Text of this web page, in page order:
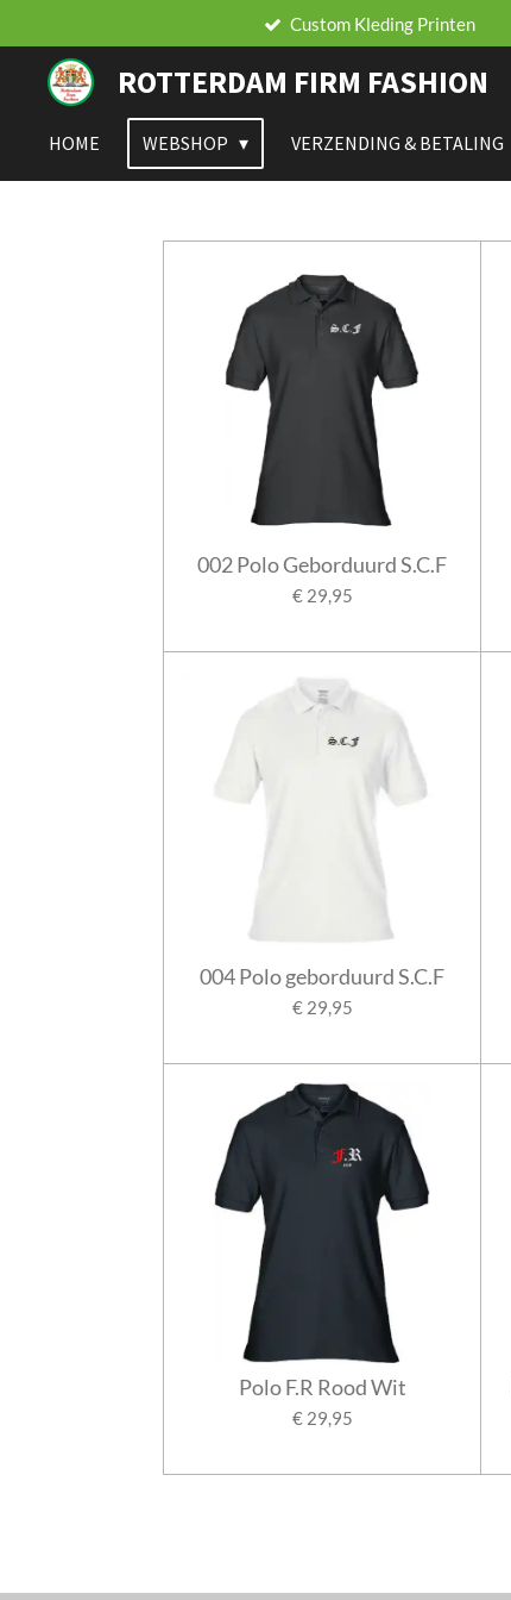
direct
hoofdinhoud
Custom Kleding Printen
ROTTERDAM FIRM FASHION
HOME WEBSHOP VERZENDING & BETALING
002 Polo Geborduurd S.C.F
€ 29,95
004 Polo geborduurd S.C.F
€ 29,95
Polo F.R Rood Wit
€ 29,95